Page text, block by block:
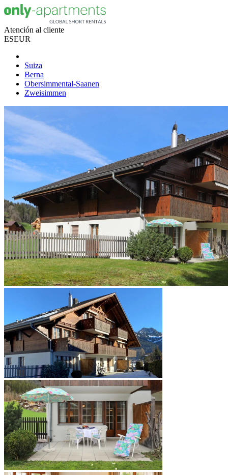
Atención al cliente
ESEUR
Suiza
Berna
Obersimmental-Saanen
Zweisimmen